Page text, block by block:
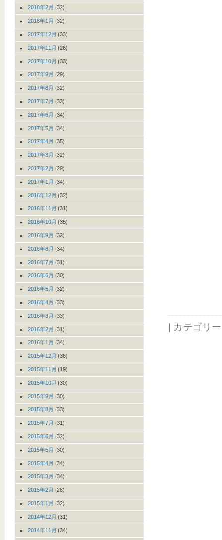
| カテゴリ
2018年2月 (32)
2018年1月 (32)
2017年12月 (33)
2017年11月 (26)
2017年10月 (33)
2017年9月 (29)
2017年8月 (32)
2017年7月 (33)
2017年6月 (34)
2017年5月 (34)
2017年4月 (35)
2017年3月 (32)
2017年2月 (29)
2017年1月 (34)
2016年12月 (32)
2016年11月 (31)
2016年10月 (35)
2016年9月 (32)
2016年8月 (34)
2016年7月 (31)
2016年6月 (30)
2016年5月 (32)
2016年4月 (33)
2016年3月 (33)
2016年2月 (31)
2016年1月 (34)
2015年12月 (36)
2015年11月 (19)
2015年10月 (30)
2015年9月 (30)
2015年8月 (33)
2015年7月 (31)
2015年6月 (32)
2015年5月 (30)
2015年4月 (34)
2015年3月 (34)
2015年2月 (28)
2015年1月 (32)
2014年12月 (31)
2014年11月 (34)